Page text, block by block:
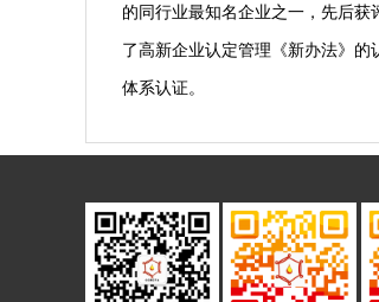
的同行业最知名企业之一，先后获
了高新企业认定管理《新办法》的
体系认证。